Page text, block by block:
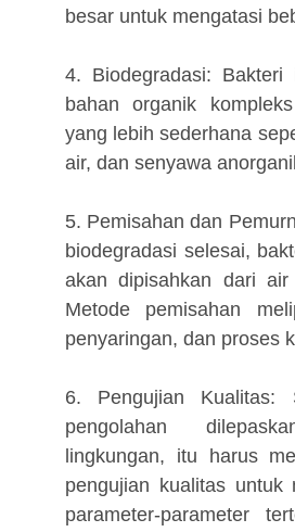
besar untuk mengatasi
4. Biodegradasi:
bahan organik
yang lebih sederhana
air, dan senyawa
5. Pemisahan dan
biodegradasi selesai,
akan dipisahkan dari
Metode pemisahan
penyaringan, dan proses
6. Pengujian Kualitas:
pengolahan
lingkungan, itu harus
pengujian kualitas untuk
parameter-parameter